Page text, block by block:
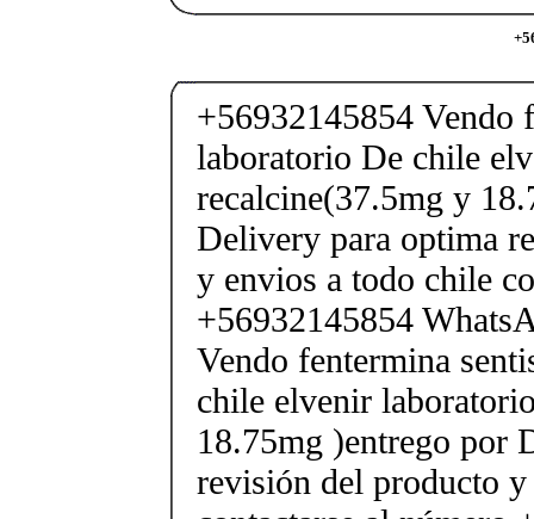
+56932145854 Vendo
laboratorio De chile
recalcine(37.5mg y
Delivery para optima
y envios a todo chile
+56932145854
Vendo fentermina
chile elvenir
18.75mg )entrego por
revisión del producto